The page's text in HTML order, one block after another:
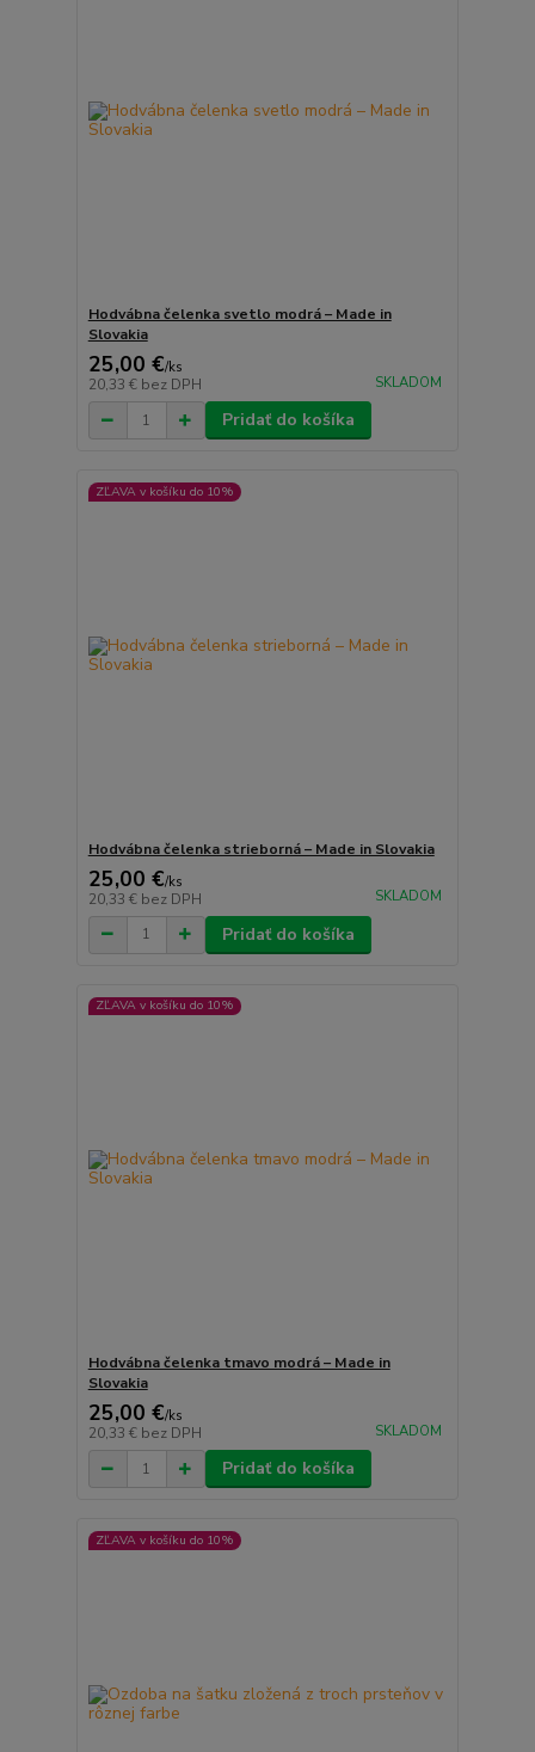
Hodvábna čelenka svetlo modrá – Made in
Slovakia
25,00 €/ks
20,33 € bez DPH SKLADOM
Pridať do košíka
ZĽAVA v košíku do 10%
Hodvábna čelenka strieborná – Made in Slovakia
25,00 €/ks
20,33 € bez DPH SKLADOM
Pridať do košíka
ZĽAVA v košíku do 10%
Hodvábna čelenka tmavo modrá – Made in
Slovakia
25,00 €/ks
20,33 € bez DPH SKLADOM
Pridať do košíka
ZĽAVA v košíku do 10%